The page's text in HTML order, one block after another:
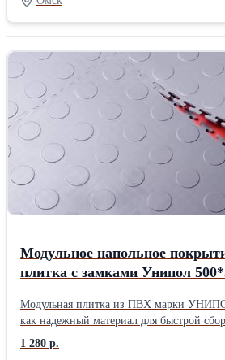
кв. м. и более - В ассортименте цвета,
- Профиль так же разного вида, от 33
Модульное напольное
плитка с замками Унипол
Модульная плитка из ПВХ марки
как надежный материал для быстрой
напольного покрытия в сетевом
выгрузки товаров, кафе, транспортных
1 280 р.